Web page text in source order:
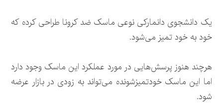
یک دانشجوی دانمارکی نوعی ماسک ضد کرونا طراحی کرده که
خود به خود تمیز می‌شود.
هرچند هنوز پرسش‌هایی در مورد عملکرد این ماسک وجود دارد
اما این ماسک خودتمیزشونده می‌تواند به زودی در بازار عرضه
شود.